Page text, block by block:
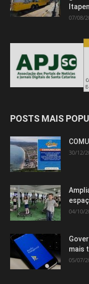
07/08/
POSTS MAIS
30/12/
04/10/
mais
05/07/